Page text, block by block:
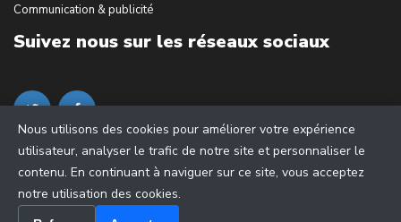
Communication & publicité
Suivez nous sur les réseaux sociaux
Nous utilisons des cookies pour améliorer votre expérience
utilisateur, analyser le trafic de notre site et personnaliser le
contenu. En continuant à naviguer sur ce site, vous acceptez
notre utilisation des cookies.